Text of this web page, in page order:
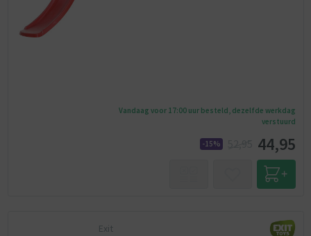
Vandaag voor 17:00 uur besteld, dezelfde werkdag
verstuurd
-15% 44,95
Exit